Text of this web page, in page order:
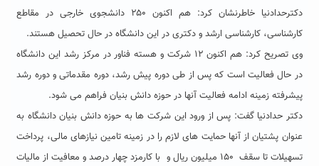
دکترحدادنیا خاطرنشان کرد: هم اکنون ۲۵۰ دانشجوی خارجی در مقاطع
کارشناسی، کارشناسی ارشد و دکتری در این دانشگاه در حال تحصیل هستند.
وی تصریح کرد: هم اکنون ۱۲ شرکت و هسته فناور در مرکز رشد این دانشگاه
در حال فعالیت است که پس از طی دوره پیش رشد، دوره مقدماتی و دوره رشد
پیشرفته زمینه ادامه فعالیت آنها در حوزه دانش بنیان فراهم می شود.
دکتر حدادنیا گفت: پس از ورود این شرکت ها به حوزه دانش بنیان دانشگاه به
عنوان پشتیان از آنها حمایت های لازم را در زمینه تامین نیازهای مالی، پرداخت
تسهیلات تا سقف ۱۵۰ میلیون ریال و با کارمزد چهار درصد و معافیت از مالیات